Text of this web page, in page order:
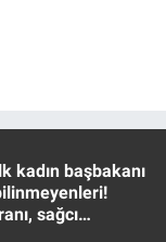
kadın başbakanı
sağcı